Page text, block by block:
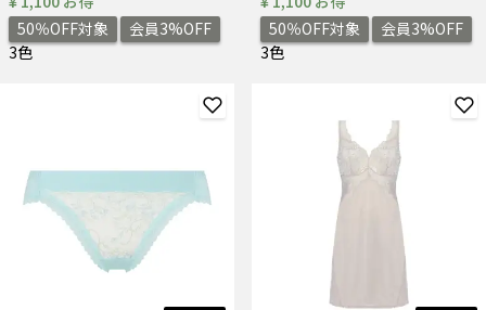
50％OFF対象
会員3%OFF
3色
50％OFF対象
会員3%OFF
3色